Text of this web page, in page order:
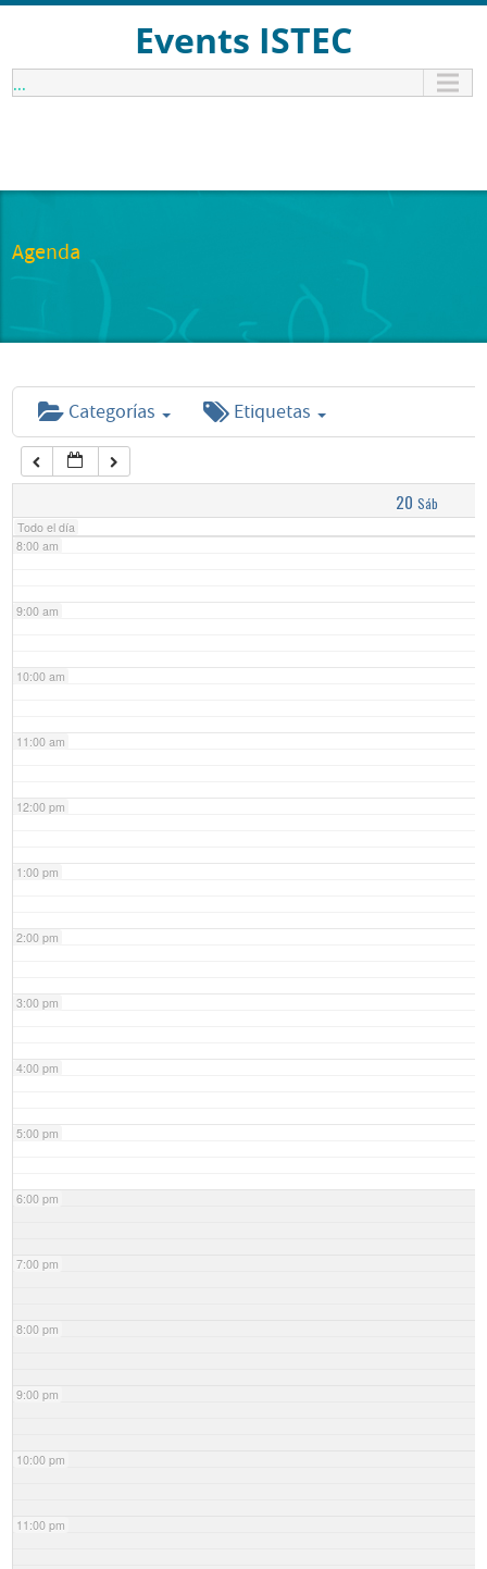
Events ISTEC
...
Agenda
Categorías Etiquetas
20 Sáb
Todo el día
1:00 am
6:00 am
7:00 am
8:00 am
9:00 am
10:00 am
11:00 am
12:00 pm
1:00 pm
2:00 pm
3:00 pm
4:00 pm
5:00 pm
6:00 pm
7:00 pm
8:00 pm
9:00 pm
10:00 pm
11:00 pm